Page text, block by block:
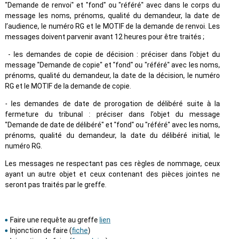
"Demande de renvoi" et "fond" ou "référé" avec dans le corps du
message les noms, prénoms, qualité du demandeur, la date de
l’audience, le numéro RG et le MOTIF de la demande de renvoi. Les
messages doivent parvenir avant 12 heures pour être traités ;
- les demandes de copie de décision : préciser dans l’objet du
message "Demande de copie" et "fond" ou "référé" avec les noms,
prénoms, qualité du demandeur, la date de la décision, le numéro
RG et le MOTIF de la demande de copie.
- les demandes de date de prorogation de délibéré suite à la
fermeture du tribunal : préciser dans l’objet du message
"Demande de date de délibéré" et "fond" ou "référé" avec les noms,
prénoms, qualité du demandeur, la date du délibéré initial, le
numéro RG.
Les messages ne respectant pas ces règles de nommage, ceux
ayant un autre objet et ceux contenant des pièces jointes ne
seront pas traités par le greffe.
Faire une requête au greffe lien
Injonction de faire (fiche)